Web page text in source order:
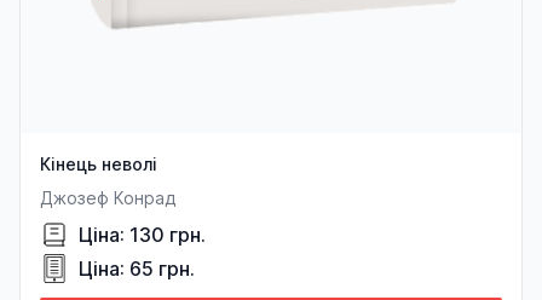
Кінець неволі
Джозеф Конрад
Ціна: 130 грн.
Ціна: 65 грн.